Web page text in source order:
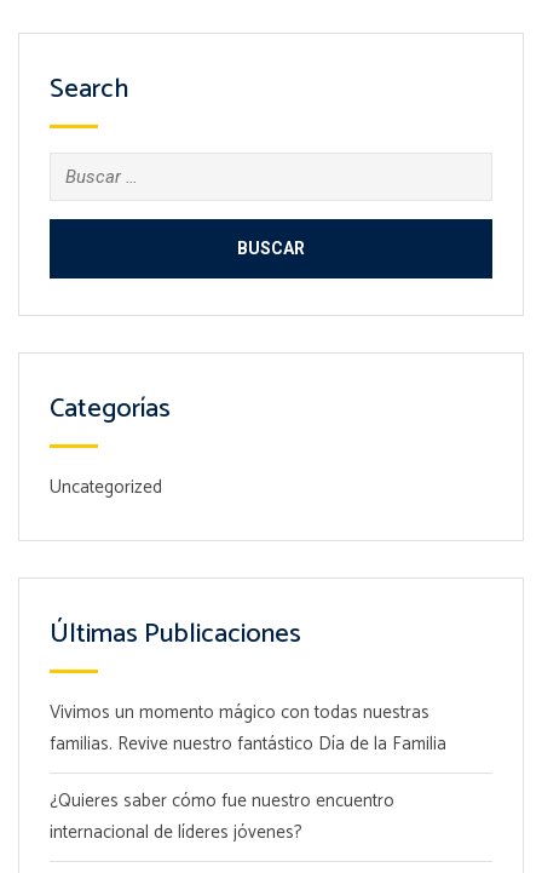
Search
Categorías
Uncategorized
Últimas Publicaciones
Vivimos un momento mágico con todas nuestras
familias. Revive nuestro fantástico Día de la Familia
¿Quieres saber cómo fue nuestro encuentro
internacional de líderes jóvenes?